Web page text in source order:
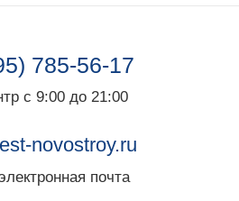
785-56-17
с 9:00 до 21:00
novostroy.ru
почта